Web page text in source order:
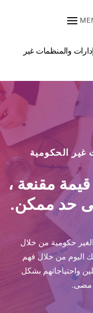
والمنظمات غير
غير الحكومية
مقنعة ،
حد ممكن.
حكومية من خلال
اليوم من خلال فهم
واحتياجاتهم بشكل
مضى.